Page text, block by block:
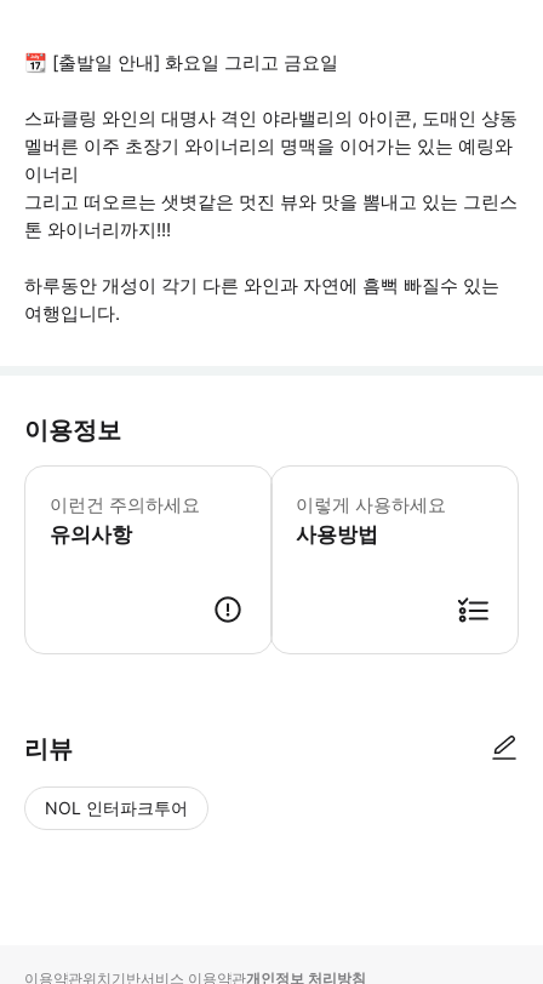
📆 [출발일 안내] 화요일 그리고 금요일
스파클링 와인의 대명사 격인 야라밸리의 아이콘, 도매인 샹동
멜버른 이주 초장기 와이너리의 명맥을 이어가는 있는 예링와
이너리
그리고 떠오르는 샛볏같은 멋진 뷰와 맛을 뽐내고 있는 그린스
톤 와이너리까지!!!
하루동안 개성이 각기 다른 와인과 자연에 흠뻑 빠질수 있는
여행입니다.
이용정보
이런건 주의하세요
유의사항
-예약관련 안내사항: ●예약시 총여행
이렇게 사용하세요
사용방법
리뷰
NOL 인터파크투어
순
상
이용약관위치기반서비스 이용약관개인정보 처리방침